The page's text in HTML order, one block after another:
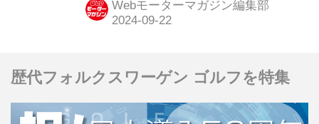
アー 北海道（Audi Sustainable Future
Webモーターマガジン編集部
歴代フォルクスワーゲン ゴルフを特集